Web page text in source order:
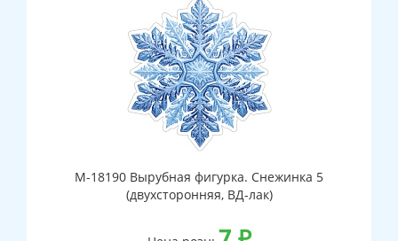
М-18190 Вырубная фигурка. Снежинка 5
(двухсторонняя, ВД-лак)